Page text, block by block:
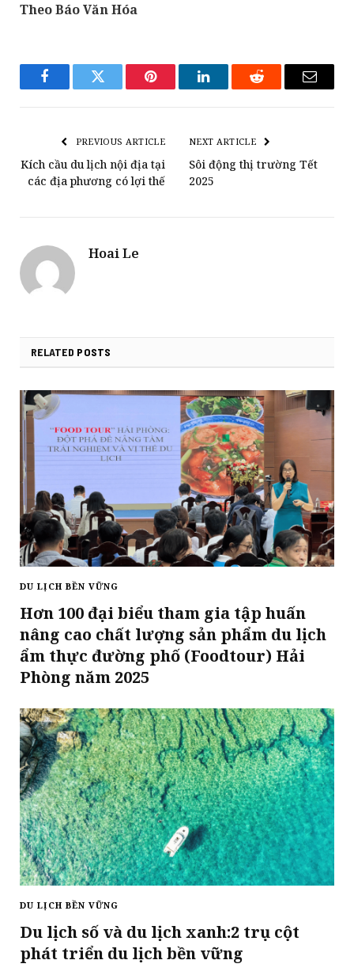
Theo Báo Văn Hóa
FacebookTwitter Pinterest LinkedInReddit Email
PREVIOUS ARTICLE
Kích cầu du lịch nội địa tại
các địa phương có lợi thế
NEXT ARTICLE
Sôi động thị trường Tết
2025
Hoai Le
RELATED POSTS
DU LỊCH BỀN VỮNG
Hơn 100 đại biểu tham gia tập huấn
nâng cao chất lượng sản phẩm du lịch
ẩm thực đường phố (Foodtour) Hải
Phòng năm 2025
DU LỊCH BỀN VỮNG
Du lịch số và du lịch xanh:2 trụ cột
phát triển du lịch bền vững